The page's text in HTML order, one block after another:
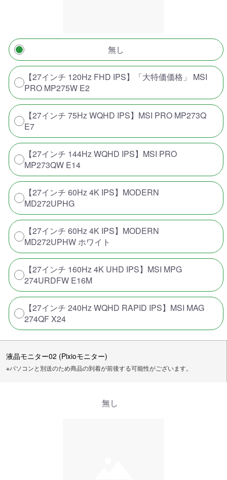
無し
【27インチ 120Hz FHD IPS】「大特価価格」 MSI
PRO MP275W E2
【27インチ 75Hz WQHD IPS】MSI PRO MP273Q
E7
【27インチ 144Hz WQHD IPS】MSI PRO
MP273QW E14
【27インチ 60Hz 4K IPS】MODERN
MD272UPHG
【27インチ 60Hz 4K IPS】MODERN
MD272UPHW ホワイト
【27インチ 160Hz 4K UHD IPS】MSI MPG
274URDFW E16M
【27インチ 240Hz WQHD RAPID IPS】MSI MAG
274QF X24
液晶モニター02 (Pixioモニター)
※パソコンと別送のため商品の到着が前後する可能性がございます。
無し